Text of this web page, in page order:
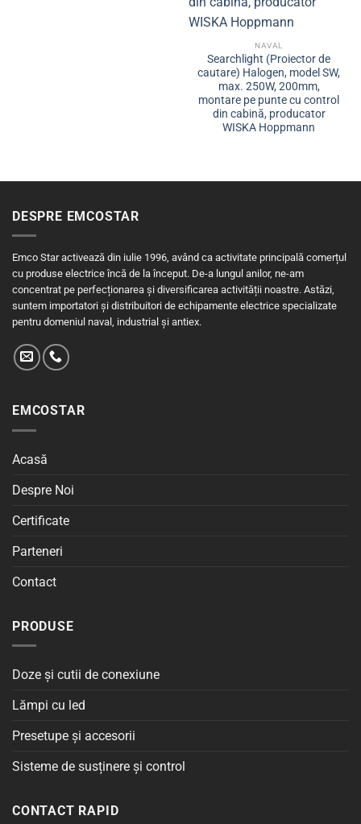
NAVAL
Searchlight (Proiector de
cautare) Halogen, model SW,
max. 250W, 200mm,
montare pe punte cu control
din cabină, producator
WISKA Hoppmann
DESPRE EMCOSTAR
Emco Star activează din iulie 1996, având ca activitate principală comerțul
cu produse electrice încă de la început. De-a lungul anilor, ne-am
concentrat pe perfecționarea și diversificarea activității noastre. Astăzi,
suntem importatori și distribuitori de echipamente electrice specializate
pentru domeniul naval, industrial și antiex.
EMCOSTAR
Acasă
Despre Noi
Certificate
Parteneri
Contact
PRODUSE
Doze și cutii de conexiune
Lămpi cu led
Presetupe și accesorii
Sisteme de susținere și control
CONTACT RAPID